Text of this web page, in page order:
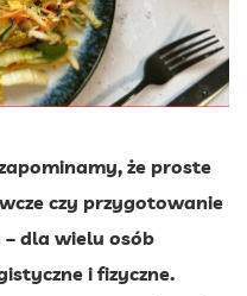
że proste
czy przygotowanie
– dla wielu osób
i fizyczne.